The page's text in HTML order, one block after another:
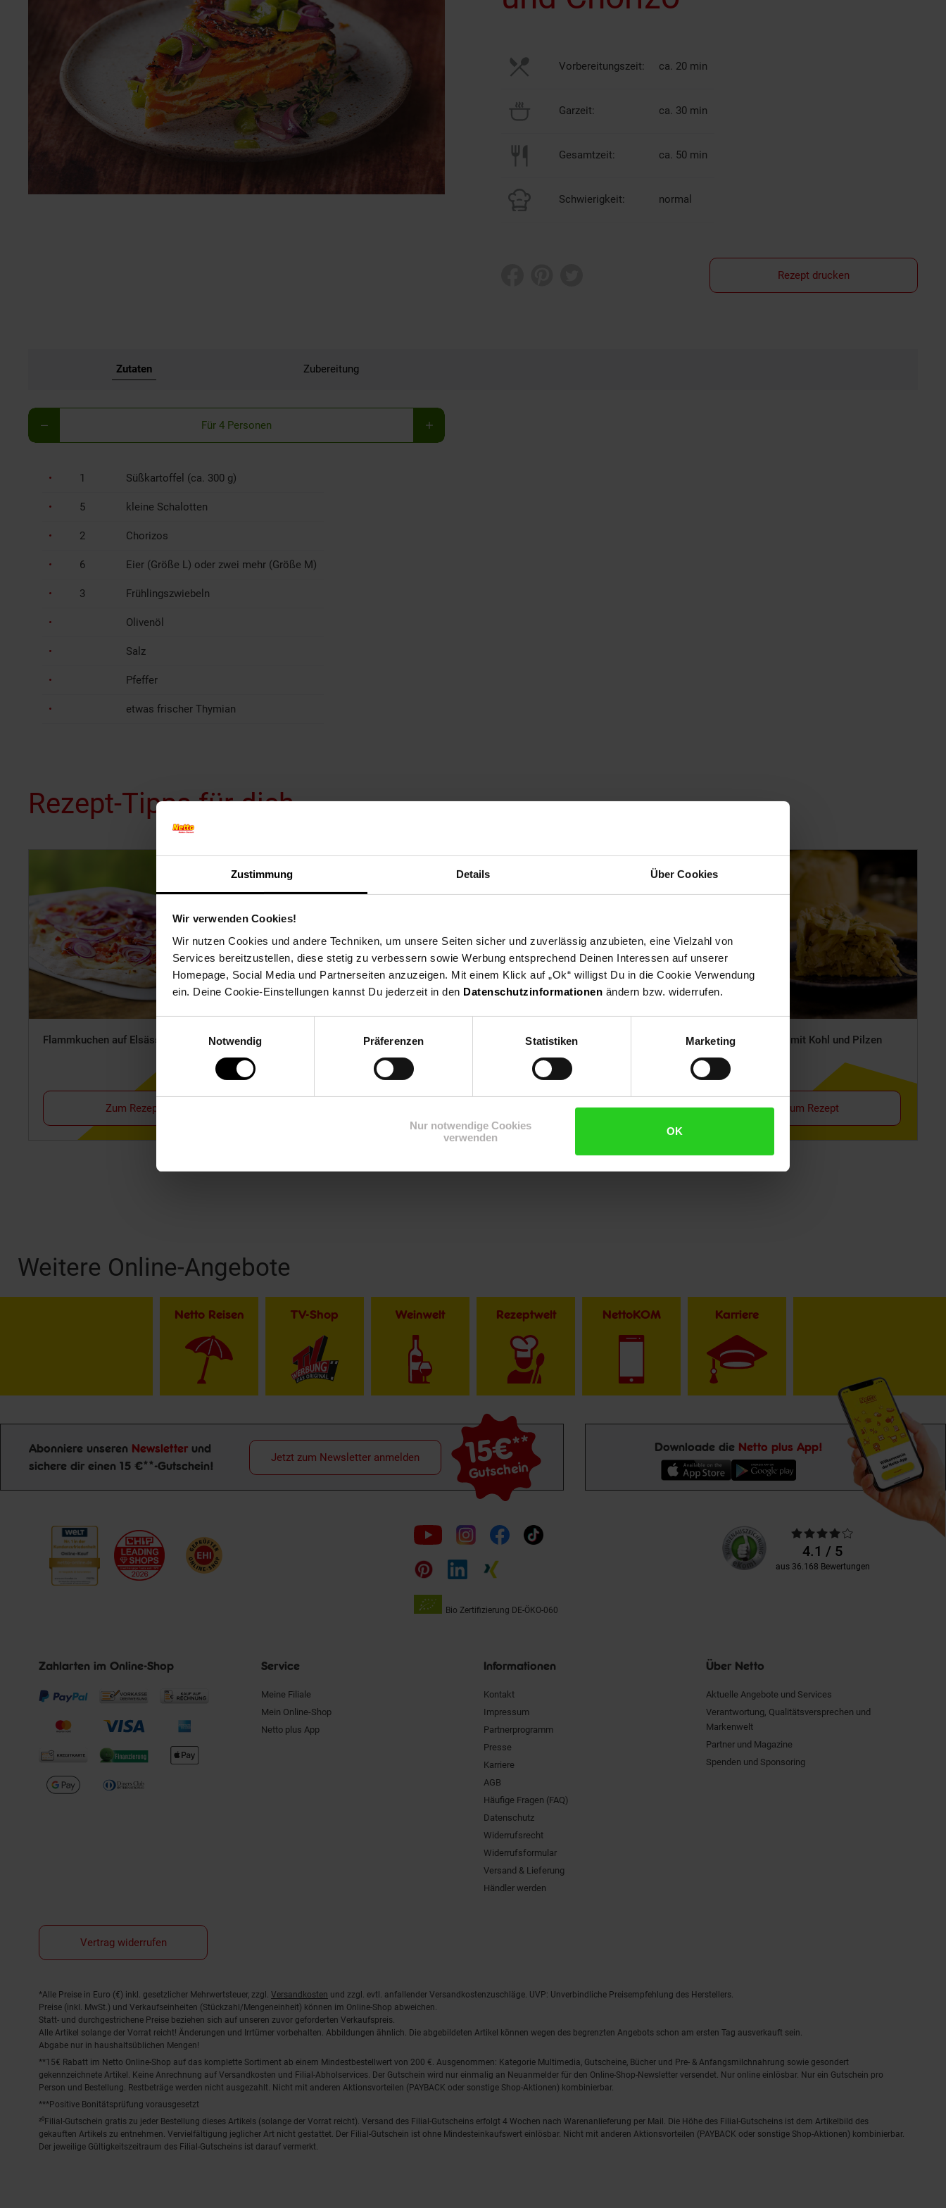
Zustimmung Details Über Cookies
Wir verwenden Cookies!
Wir nutzen Cookies und andere Techniken, um unsere Seiten sicher und zuverlässig anzubieten, eine Vielzahl von
Services bereitzustellen, diese stetig zu verbessern sowie Werbung entsprechend Deinen Interessen auf unserer
Homepage, Social Media und Partnerseiten anzuzeigen. Mit einem Klick auf „Ok“ willigst Du in die Cookie Verwendung
ein. Deine Cookie-Einstellungen kannst Du jederzeit in den Datenschutzinformationen ändern bzw. widerrufen.
Notwendig
Präferenzen Statistiken Marketing
Nur notwendige Cookies
verwenden
OK
Vorbereitungszeit: ca. 20 min
Garzeit: ca. 30 min
Gesamtzeit: ca. 50 min
Schwierigkeit: normal
Rezept drucken
Zutaten Zubereitung
Für 4 Personen
1 Süßkartoffel (ca. 300 g)
5 kleine Schalotten
2 Chorizos
6 Eier (Größe L) oder zwei mehr (Größe M)
3 Frühlingszwiebeln
Olivenöl
Salz
Pfeffer
etwas frischer Thymian
Rezept-Tipps für dich
Flammkuchen auf Elsässer Art
Zum Rezept
Maultaschen-Auflauf mit grünem Salat Fiesta Pfännchen
Zum Rezept
Mürbeteig-Pie mit Kohl und Pilzen
Zum Rezept
Weitere Online-Angebote
Netto Reisen TV-Shop Weinwelt Rezeptwelt NettoKOM Karriere
Newsletter Anmeldung
Abonniere unseren Newsletter und
sichere dir einen 15 €**-Gutschein!
15€**
Gutschein
Jetzt zum Newsletter anmelden
Downloade die Netto plus App!
Folge
uns
auf
Bio Zertifizierung DE-ÖKO-060
Unsere
Kundenbewertungen
Durchschnittliche
Bewertungen4.1 / 5
aus 36.168 Bewertungen
Zahlarten im Online-Shop Service
Meine Filiale
Mein Online-Shop
Netto plus App
Informationen
Kontakt
Impressum
Partnerprogramm
Presse
Karriere
AGB
Häufige Fragen (FAQ)
Datenschutz
Widerrufsrecht
Widerrufsformular
Versand & Lieferung
Händler werden
Über Netto
Aktuelle Angebote und Services
Verantwortung, Qualitätsversprechen und
Markenwelt
Partner und Magazine
Spenden und Sponsoring
Vertrag widerrufen
Fußnoten
*Alle Preise in Euro (€) inkl. gesetzlicher Mehrwertsteuer, zzgl. Versandkosten und zzgl. evtl. anfallender Versandkostenzuschläge. UVP: Unverbindliche Preisempfehlung des Herstellers.
Preise (inkl. MwSt.) und Verkaufseinheiten (Stückzahl/Mengeneinheit) können im Online-Shop abweichen.
Statt- und durchgestrichene Preise beziehen sich auf unseren zuvor geforderten Verkaufspreis.
Alle Artikel solange der Vorrat reicht! Änderungen und Irrtümer vorbehalten. Abbildungen ähnlich. Die abgebildeten Artikel können wegen des begrenzten Angebots schon am ersten Tag ausverkauft sein.
Abgabe nur in haushaltsüblichen Mengen!
**15€ Rabatt im Netto Online-Shop auf das komplette Sortiment ab einem Mindestbestellwert von 200 €. Ausgenommen: Kategorie Multimedia, Gutscheine, Bücher und Pre- & Anfangsmilchnahrung sowie gesondert
gekennzeichnete Artikel. Keine Anrechnung auf Versandkosten und Filial-Abholservices. Der Gutschein wird nur einmalig an Neuanmelder für den Online-Shop-Newsletter versendet. Nur online einlösbar. Nur ein Gutschein pro
Person und Bestellung. Restbeträge werden nicht ausgezahlt. Nicht mit anderen Aktionsvorteilen (PAYBACK oder sonstige Shop-Aktionen) kombinierbar.
***Positive Bonitätsprüfung vorausgesetzt
²⁰Filial-Gutschein gratis zu jeder Bestellung dieses Artikels (solange der Vorrat reicht). Versand des Filial-Gutscheins erfolgt 4 Wochen nach Warenanlieferung per Mail. Die Höhe des Filial-Gutscheins ist dem Artikelbild des
gekauften Artikels zu entnehmen. Vervielfältigung jeglicher Art nicht gestattet. Der Filial-Gutschein ist ohne Mindesteinkaufswert einlösbar. Nicht mit anderen Aktionsvorteilen (PAYBACK oder sonstige Shop-Aktionen) kombinierbar.
Der jeweilige Gültigkeitszeitraum des Filial-Gutscheins ist darauf vermerkt.